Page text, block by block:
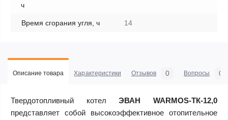
ч
Время сгорания угля, ч 14
Описание товара Характеристики Отзывов 0 Вопросы 0
Твердотопливный котелЭВАН WARMOS-TК-12,0
представляет собой высокоэффективное отопительное